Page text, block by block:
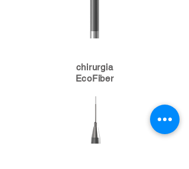
chirurgia
EcoFiber